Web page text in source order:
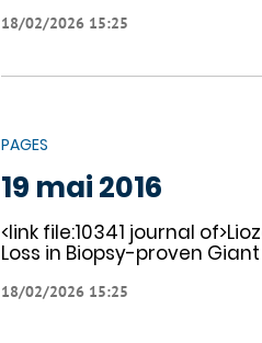
18/02/2026 15:25
PAGES
19 mai 2016
<link file:10341 journal
Loss in Biopsy-proven
18/02/2026 15:25